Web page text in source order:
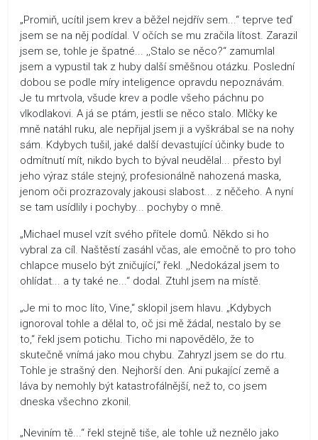
„Promiň, ucítil jsem krev a běžel nejdřív sem...“ teprve teď
jsem se na něj podídal. V očích se mu zračila lítost. Zarazil
jsem se, tohle je špatné... ,,Stalo se něco?“ zamumlal
jsem a vypustil tak z huby další směšnou otázku. Poslední
dobou se podle míry inteligence opravdu nepoznávám.
Je tu mrtvola, všude krev a podle všeho páchnu po
vlkodlakovi. A já se ptám, jestli se něco stalo. Mlčky ke
mně natáhl ruku, ale nepřijal jsem ji a vyškrábal se na nohy
sám. Kdybych tušil, jaké další devastující účinky bude to
odmítnutí mít, nikdo bych to býval neudělal... přesto byl
jeho výraz stále stejný, profesionálně nahozená maska,
jenom oči prozrazovaly jakousi slabost... z něčeho. A nyní
se tam usídlily i pochyby... pochyby o mně.
„Michael musel vzít svého přítele domů. Někdo si ho
vybral za cíl. Naštěstí zasáhl včas, ale emočně to pro toho
chlapce muselo být zničující,“ řekl. ,,Nedokázal jsem to
ohlídat... a ty také ne...“ dodal. Ztuhl jsem na místě.
„Je mi to moc líto, Vine,“ sklopil jsem hlavu. „Kdybych
ignoroval tohle a dělal to, oč jsi mě žádal, nestalo by se
to,“ řekl jsem potichu. Ticho mi napovědělo, že to
skutečně vnímá jako mou chybu. Zahryzl jsem se do rtu.
Tohle je strašný den. Nejhorší den. Ani pukající země a
láva by nemohly být katastrofálnější, než to, co jsem
dneska všechno zkonil.
„Neviním tě...“ řekl stejně tiše, ale tohle už neznělo jako